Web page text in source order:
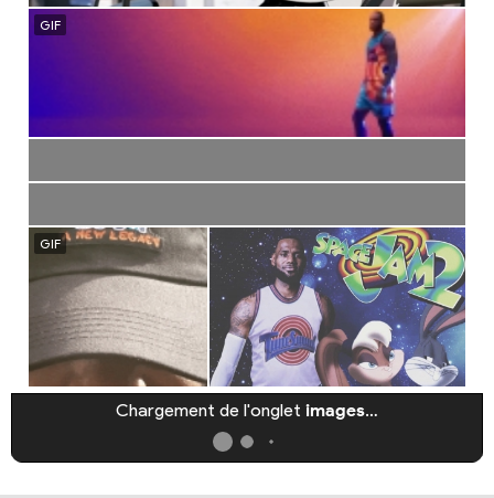
Chargement de l'onglet images…